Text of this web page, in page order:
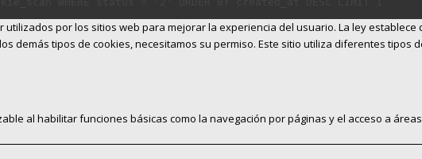
por los sitios web para mejorar la experiencia del usuario. La ley
demás tipos de cookies, necesitamos su permiso. Este sitio utiliza diferentes tipos
al habilitar funciones básicas como la navegación por páginas y el acceso a